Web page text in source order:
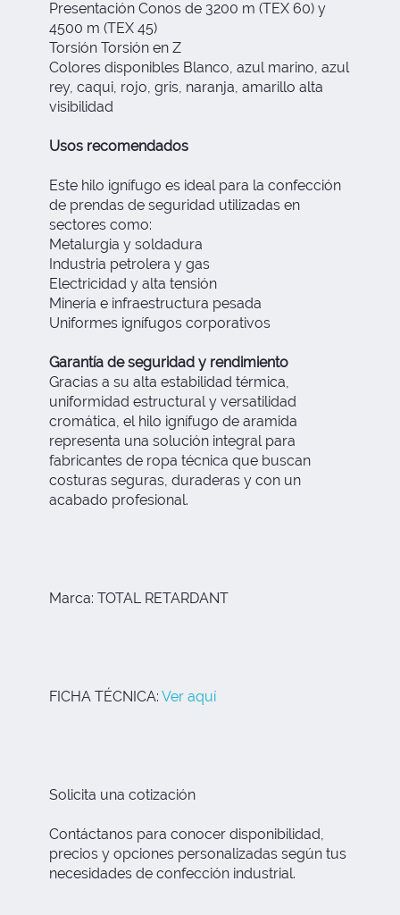
Presentación Conos de 3200 m (TEX 60) y
4500 m (TEX 45)
Torsión Torsión en Z
Colores disponibles Blanco, azul marino, azul
rey, caqui, rojo, gris, naranja, amarillo alta
visibilidad
Usos recomendados
Este hilo ignífugo es ideal para la confección
de prendas de seguridad utilizadas en
sectores como:
Metalurgia y soldadura
Industria petrolera y gas
Electricidad y alta tensión
Minería e infraestructura pesada
Uniformes ignífugos corporativos
Garantía de seguridad y rendimiento
Gracias a su alta estabilidad térmica,
uniformidad estructural y versatilidad
cromática, el hilo ignífugo de aramida
representa una solución integral para
fabricantes de ropa técnica que buscan
costuras seguras, duraderas y con un
acabado profesional.
Marca: TOTAL RETARDANT
FICHA TÉCNICA: Ver aquí
Solicita una cotización
Contáctanos para conocer disponibilidad,
precios y opciones personalizadas según tus
necesidades de confección industrial.